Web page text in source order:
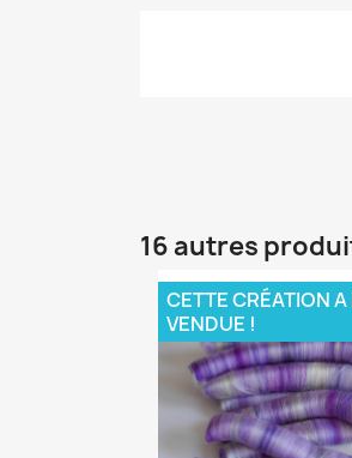
16 autres
CETTE CRÉATION A
VENDUE !